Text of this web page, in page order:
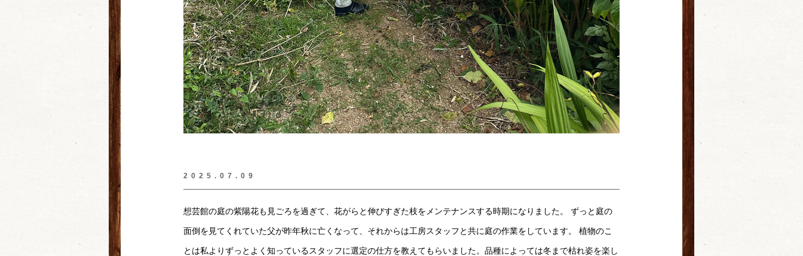
2025.07.09
想芸館の庭の紫陽花も見ごろを過ぎて、花がらと伸びすぎた枝をメンテナンスする時期になりました。 ずっと庭の
面倒を見てくれていた父が昨年秋に亡くなって、それからは工房スタッフと共に庭の作業をしています。 植物のこ
とは私よりずっとよく知っているスタッフに選定の仕方を教えてもらいました。品種によっては冬まで枯れ姿を楽し